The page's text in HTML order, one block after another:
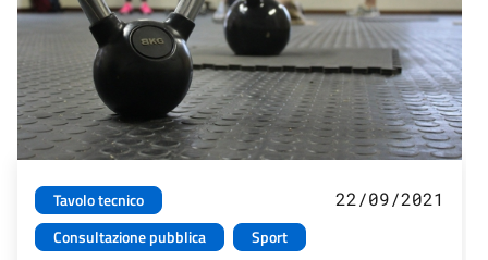
Tavolo tecnico
Consultazione pubblica
Sport
22/09/2021